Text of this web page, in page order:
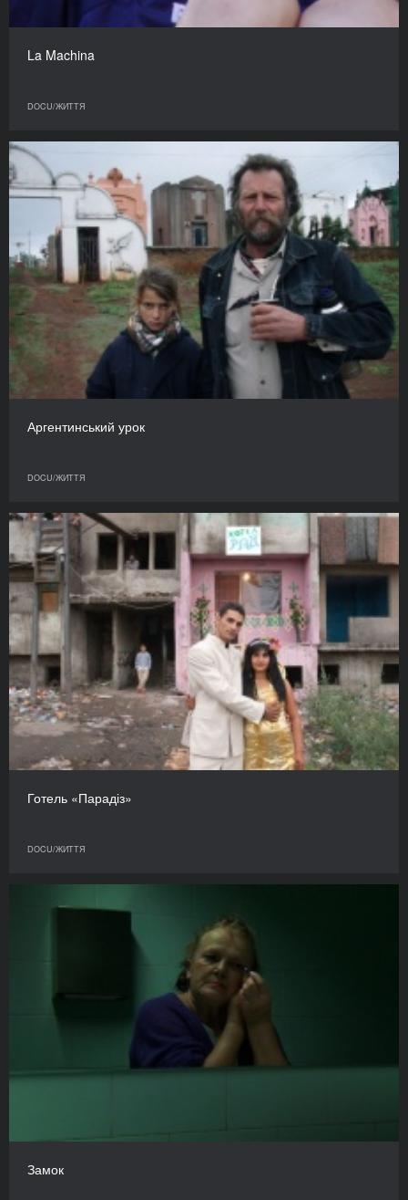
La Machina
DOCU/ЖИТТЯ
Аргентинський урок
DOCU/ЖИТТЯ
Готель «Парадіз»
DOCU/ЖИТТЯ
Замок